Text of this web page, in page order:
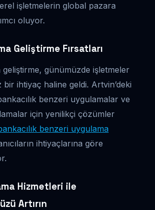
işletmelerin global pazara
oluyor.
Geliştirme Fırsatları
günümüzde işletmeler
ihtiyaç haline geldi. Artvin’deki
benzeri uygulamalar ve
için yenilikçi çözümler
benzeri uygulama
ihtiyaçlarına göre
Hizmetleri ile
Artırın